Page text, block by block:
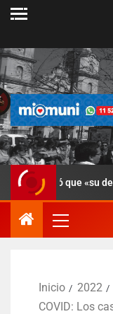
que «su declaración
Inicio 2022
COVID: Los